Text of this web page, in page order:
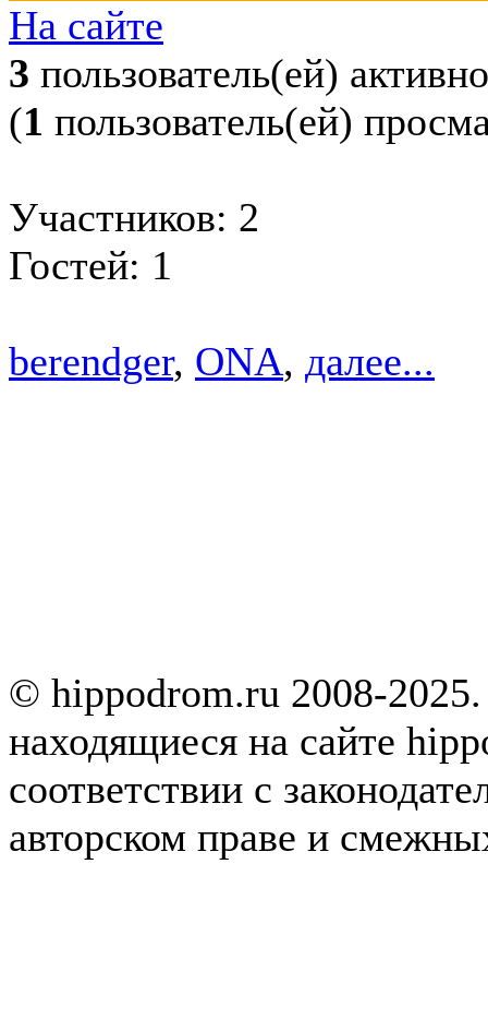
На сайте
3 пользователь(ей) активно
(1 пользователь(ей)
Участников: 2
Гостей: 1
berendger, ONA, далее...
© hippodrom.ru 2008-
находящиеся на сайте
соответствии с
авторском праве и